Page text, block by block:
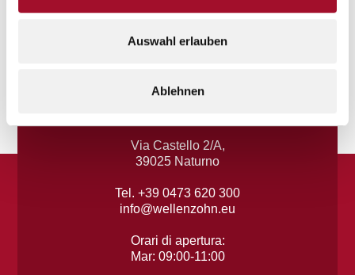
Auswahl erlauben
Ablehnen
Mer: 07:30-12:30 | 14:00-17:00
Via Castello 2/A,
39025 Naturno
Tel. +39 0473 620 300
info@wellenzohn.eu
Orari di apertura:
Mar: 09:00-11:00